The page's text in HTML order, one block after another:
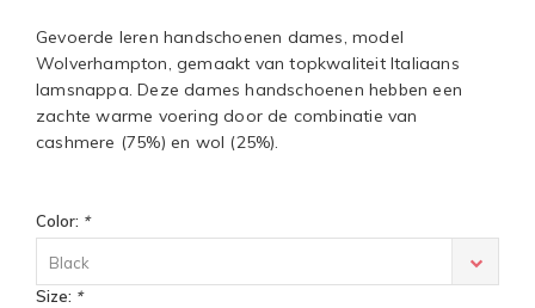
Gevoerde leren handschoenen dames, model
Wolverhampton, gemaakt van topkwaliteit Italiaans
lamsnappa. Deze dames handschoenen hebben een
zachte warme voering door de combinatie van
cashmere (75%) en wol (25%).
Color: *
Black
Size: *